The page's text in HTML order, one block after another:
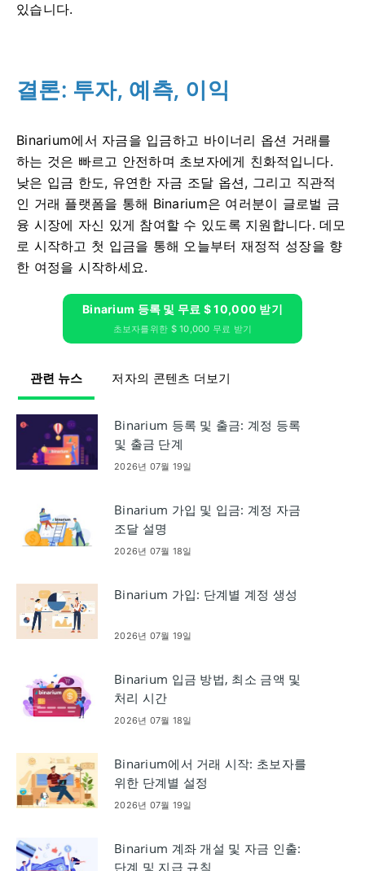
있습니다.
결론: 투자, 예측, 이익
Binarium에서 자금을 입금하고 바이너리 옵션 거래를
하는 것은 빠르고 안전하며 초보자에게 친화적입니다.
낮은 입금 한도, 유연한 자금 조달 옵션, 그리고 직관적
인 거래 플랫폼을 통해 Binarium은 여러분이 글로벌 금
융 시장에 자신 있게 참여할 수 있도록 지원합니다. 데모
로 시작하고 첫 입금을 통해 오늘부터 재정적 성장을 향
한 여정을 시작하세요.
Binarium 등록 및 무료 $ 10,000 받기
초보자를위한 $ 10,000 무료 받기
관련 뉴스 저자의 콘텐츠 더보기
Binarium 등록 및 출금: 계정 등록
및 출금 단계
2026년 07월 19일
Binarium 가입 및 입금: 계정 자금
조달 설명
2026년 07월 18일
Binarium 가입: 단계별 계정 생성
2026년 07월 19일
Binarium 입금 방법, 최소 금액 및
처리 시간
2026년 07월 18일
Binarium에서 거래 시작: 초보자를
위한 단계별 설정
2026년 07월 19일
Binarium 계좌 개설 및 자금 인출:
단계 및 지급 규칙